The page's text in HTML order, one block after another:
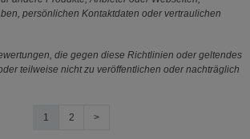
persönlichen Kontaktdaten oder vertraulichen
die gegen diese Richtlinien oder geltendes
teilweise nicht zu veröffentlichen oder nachträglich
1 2 >